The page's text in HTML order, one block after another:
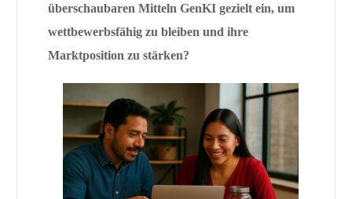
überschaubaren Mitteln GenKI gezielt ein, um
wettbewerbsfähig zu bleiben und ihre
Marktposition zu stärken?